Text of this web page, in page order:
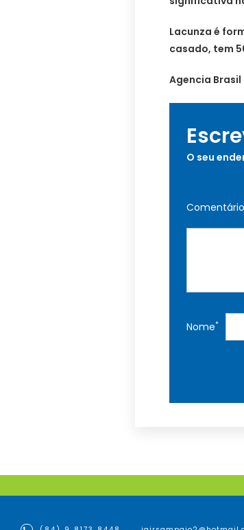
Lacunza é
casado, tem
Agencia Brasil
O seu
Comentário
Nome*